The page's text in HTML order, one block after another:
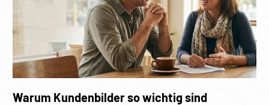
Warum Kundenbilder so wichtig sind